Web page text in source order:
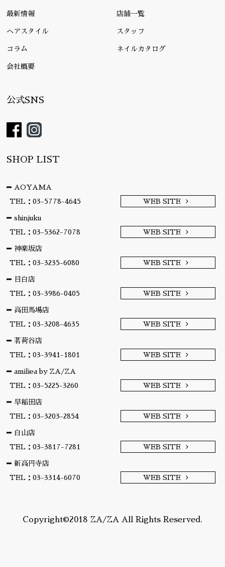
最新情報 店舗一覧
ヘアスタイル スタッフ
コラム ネイルカタログ
会社概要
公式SNS
SHOP LIST
AOYAMA
TEL：03-5778-4645
WEB SITE
shinjuku
TEL：03-5362-7078
WEB SITE
神楽坂店
TEL：03-3235-6080
WEB SITE
目白店
TEL：03-3986-0405
WEB SITE
高田馬場店
TEL：03-3208-4635
WEB SITE
茗荷谷店
TEL：03-3941-1801
WEB SITE
amiliea by ZA/ZA
TEL：03-5225-3260
WEB SITE
早稲田店
TEL：03-3203-2854
WEB SITE
白山店
TEL：03-3817-7281
WEB SITE
新高円寺店
TEL：03-3314-6070
WEB SITE
Copyright©2018 ZA/ZA All Rights Reserved.